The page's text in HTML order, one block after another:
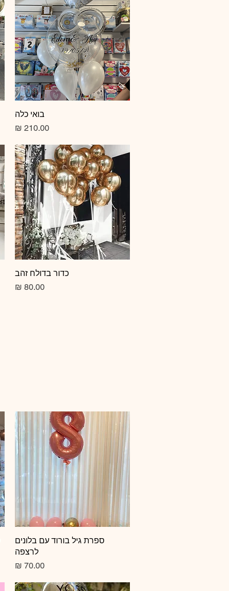
בואי כלה
מחיר
‏210.00 ‏₪
תצוגה מהירהכדור בדולח זהב
מחיר
‏80.00 ‏₪
תצוגה מהירה
ספרת גיל בורוד עם בלונים
לרצפה
מחיר
‏70.00 ‏₪